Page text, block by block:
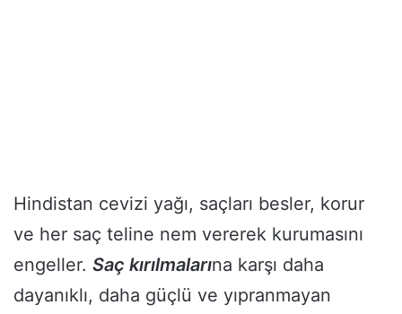
Hindistan cevizi yağı, saçları besler, korur
ve her saç teline nem vererek kurumasını
engeller. Saç kırılmalarına karşı daha
dayanıklı, daha güçlü ve yıpranmayan